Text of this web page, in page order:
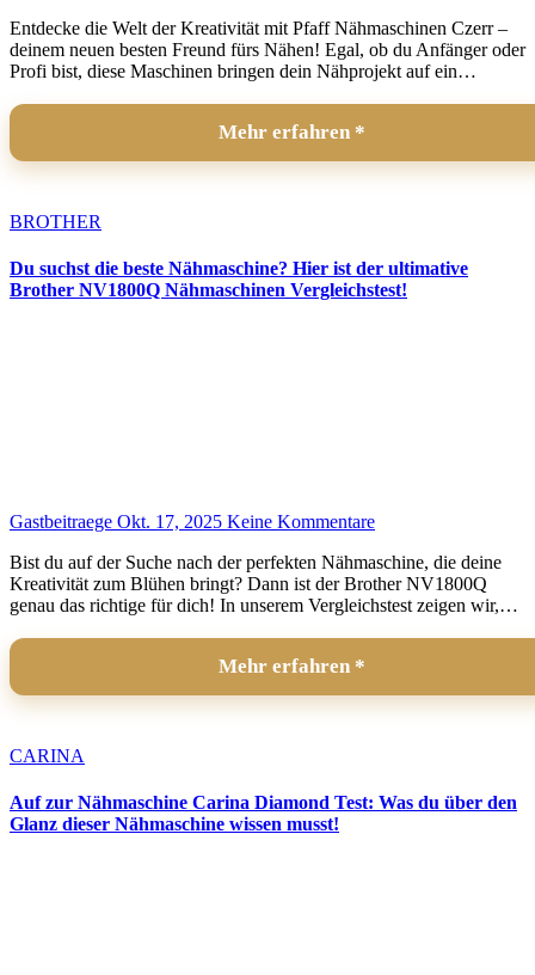
Entdecke die Welt der Kreativität mit Pfaff Nähmaschinen Czerr –
deinem neuen besten Freund fürs Nähen! Egal, ob du Anfänger oder
Profi bist, diese Maschinen bringen dein Nähprojekt auf ein…
Mehr erfahren
BROTHER
Du suchst die beste Nähmaschine? Hier ist der ultimative
Brother NV1800Q Nähmaschinen Vergleichstest!
Gastbeitraege Okt. 17, 2025 Keine Kommentare
Bist du auf der Suche nach der perfekten Nähmaschine, die deine
Kreativität zum Blühen bringt? Dann ist der Brother NV1800Q
genau das richtige für dich! In unserem Vergleichstest zeigen wir,…
Mehr erfahren
CARINA
Auf zur Nähmaschine Carina Diamond Test: Was du über den
Glanz dieser Nähmaschine wissen musst!